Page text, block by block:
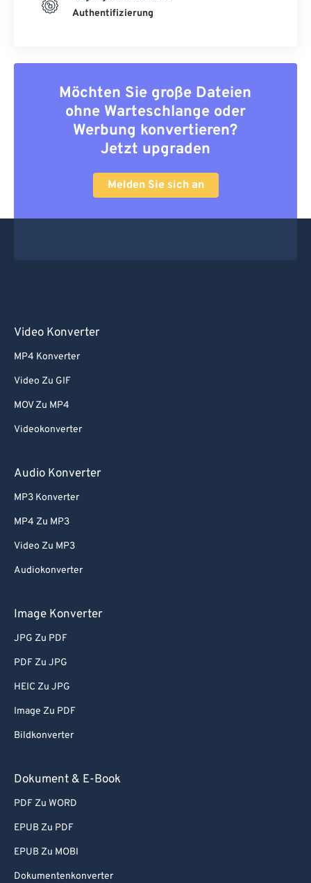
Authentifizierung
Möchten Sie große Dateien
ohne Warteschlange oder
Werbung konvertieren?
Jetzt upgraden
Melden Sie sich an
Video Konverter
MP4 Konverter
Video Zu GIF
MOV Zu MP4
Videokonverter
Audio Konverter
MP3 Konverter
MP4 Zu MP3
Video Zu MP3
Audiokonverter
Image Konverter
JPG Zu PDF
PDF Zu JPG
HEIC Zu JPG
Image Zu PDF
Bildkonverter
Dokument & E-Book
PDF Zu WORD
EPUB Zu PDF
EPUB Zu MOBI
Dokumentenkonverter